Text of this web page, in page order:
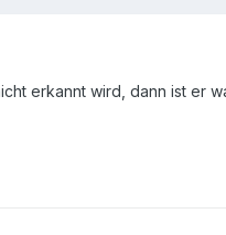
erkannt wird, dann ist er